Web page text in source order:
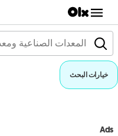
خيارات البحث
Ads